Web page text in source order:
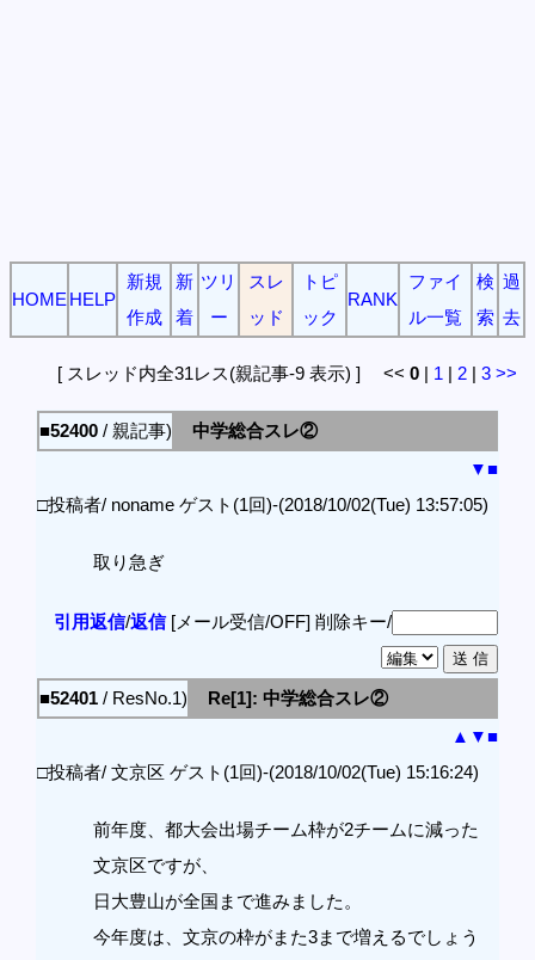
HOME HELP
新規
作成
新
着
ツリ
ー
スレ
ッド
トピ
ック
RANK
ファイ
ル一覧
検
索
過
去
[ スレッド内全31レス(親記事-9 表示) ] << 0 | 1 | 2 | 3 >>
■52400 / 親記事)
中学総合スレ②
▼■
□投稿者/ noname ゲスト(1回)-(2018/10/02(Tue) 13:57:05)
取り急ぎ
引用返信/返信[メール受信/OFF] 削除キー/
■52401 / ResNo.1)
Re[1]: 中学総合スレ②
▲ ▼■
□投稿者/ 文京区 ゲスト(1回)-(2018/10/02(Tue) 15:16:24)
前年度、都大会出場チーム枠が2チームに減った
文京区ですが、
日大豊山が全国まで進みました。
今年度は、文京の枠がまた3まで増えるでしょう